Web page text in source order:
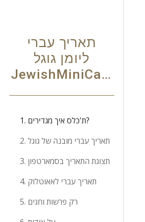
תאריך עברי
ליומן גוגל
JewishMiniCalendar
1. ת'כלס איך מגדירים?
2. תאריך עברי מובנה של גוגל
3. תצוגת התאריך בסמארטפון
4. תאריך עברי לאאוטלוק
5. רק פרשות וחגים